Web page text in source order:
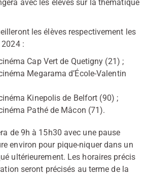
avec les élèves sur la thématique
les élèves respectivement les
:
Cap Vert de Quetigny (21) ;
Megarama d’École-Valentin
Kinepolis de Belfort (90) ;
Pathé de Mâcon (71).
de 9h à 15h30 avec une pause
environ pour pique-niquer dans un
ultérieurement. Les horaires précis
seront précisés au terme de la